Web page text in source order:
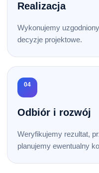
Realizacja
Wykonujemy
decyzje projektowe.
04
Odbiór i rozwój
Weryfikujemy rezultat,
planujemy ewentualny